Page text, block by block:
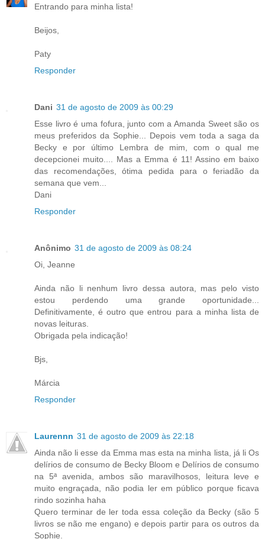
Entrando para minha lista!
Beijos,
Paty
Responder
Dani 31 de agosto de 2009 às 00:29
Esse livro é uma fofura, junto com a Amanda Sweet são os
meus preferidos da Sophie... Depois vem toda a saga da
Becky e por último Lembra de mim, com o qual me
decepcionei muito.... Mas a Emma é 11! Assino em baixo
das recomendações, ótima pedida para o feriadão da
semana que vem...
Dani
Responder
Anônimo 31 de agosto de 2009 às 08:24
Oi, Jeanne
Ainda não li nenhum livro dessa autora, mas pelo visto
estou perdendo uma grande oportunidade...
Definitivamente, é outro que entrou para a minha lista de
novas leituras.
Obrigada pela indicação!
Bjs,
Márcia
Responder
Laurennn 31 de agosto de 2009 às 22:18
Ainda não li esse da Emma mas esta na minha lista, já li Os
delírios de consumo de Becky Bloom e Delírios de consumo
na 5ª avenida, ambos são maravilhosos, leitura leve e
muito engraçada, não podia ler em público porque ficava
rindo sozinha haha
Quero terminar de ler toda essa coleção da Becky (são 5
livros se não me engano) e depois partir para os outros da
Sophie.